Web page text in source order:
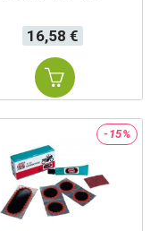
Precio
16,58 €
-15%